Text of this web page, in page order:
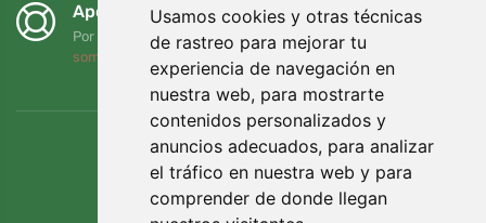
Usamos cookies y otras técnicas
de rastreo para mejorar tu
experiencia de navegación en
nuestra web, para mostrarte
contenidos personalizados y
anuncios adecuados, para analizar
el tráfico en nuestra web y para
comprender de donde llegan
Apoyamos a Trees.org
Por cada pedido plantamos un árbol. Leer más
somos